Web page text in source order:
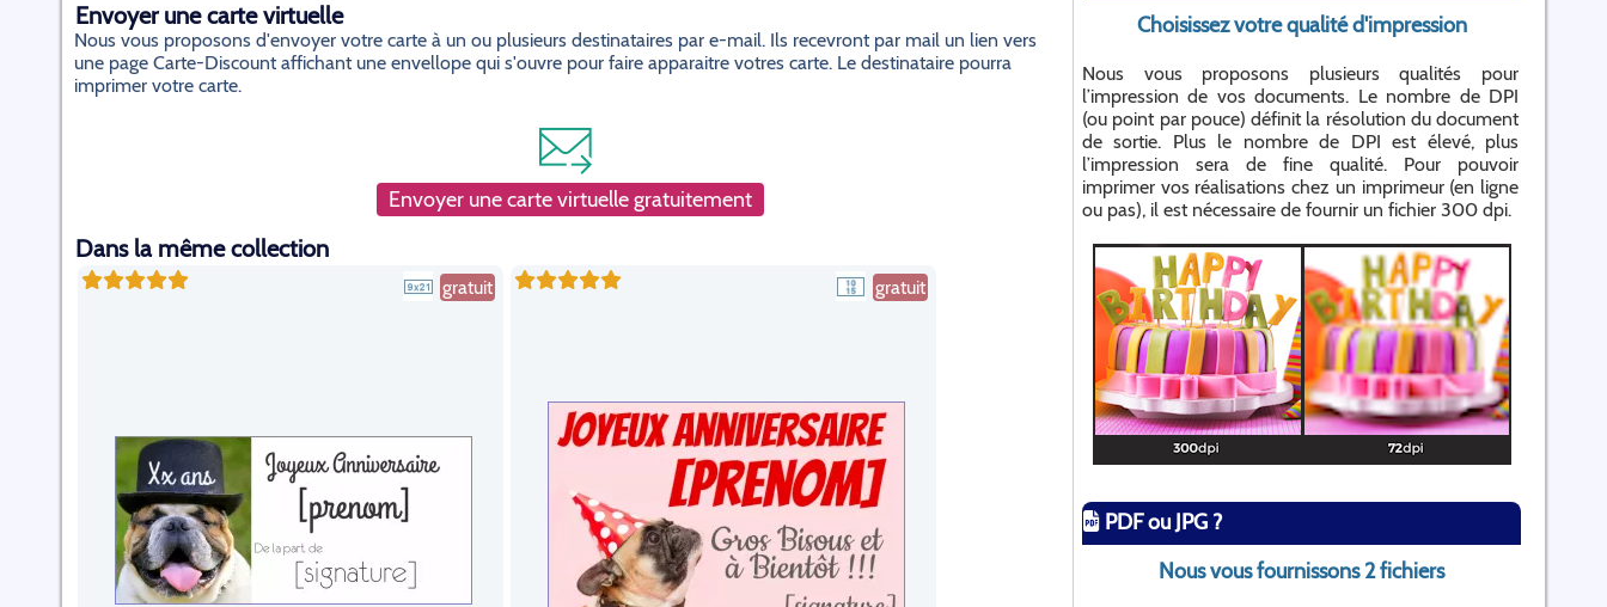
Envoyer une carte virtuelle
Nous vous proposons d'envoyer votre carte à un ou plusieurs destinataires par e-mail. Ils recevront par mail un lien vers
une page Carte-Discount affichant une envellope qui s'ouvre pour faire apparaitre votres carte. Le destinataire pourra
imprimer votre carte.
Envoyer une carte virtuelle gratuitement
Dans la même collection
gratuit gratuit
Choisissez votre qualité d'impression
Nous vous proposons plusieurs qualités pour
l’impression de vos documents. Le nombre de DPI
(ou point par pouce) définit la résolution du document
de sortie. Plus le nombre de DPI est élevé, plus
l’impression sera de fine qualité. Pour pouvoir
imprimer vos réalisations chez un imprimeur (en ligne
ou pas), il est nécessaire de fournir un fichier 300 dpi.
PDF ou JPG ?
Nous vous fournissons 2 fichiers